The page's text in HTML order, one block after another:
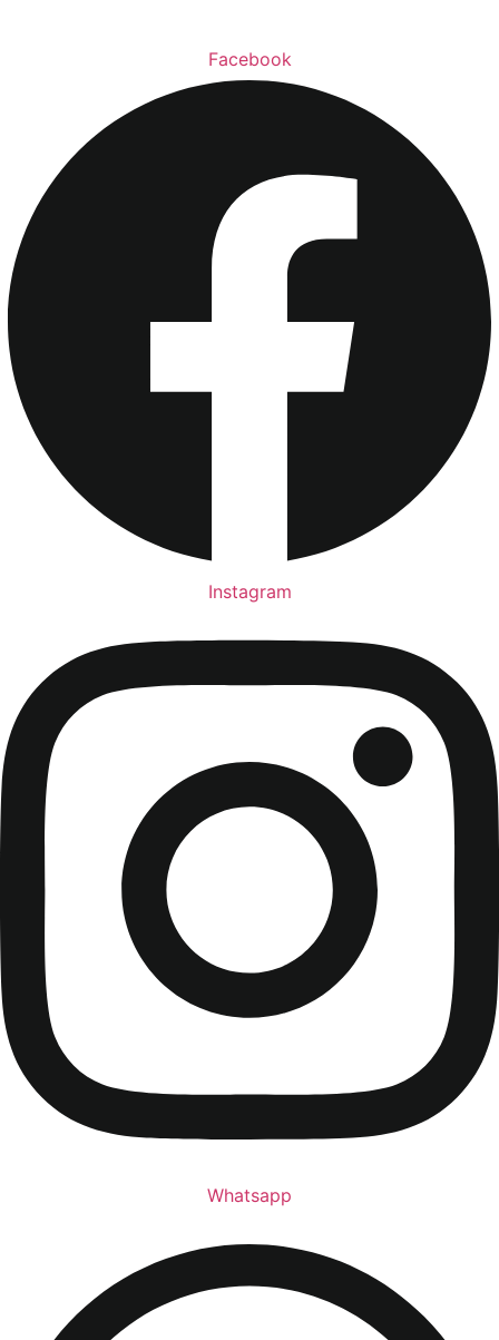
Facebook
Instagram
Whatsapp